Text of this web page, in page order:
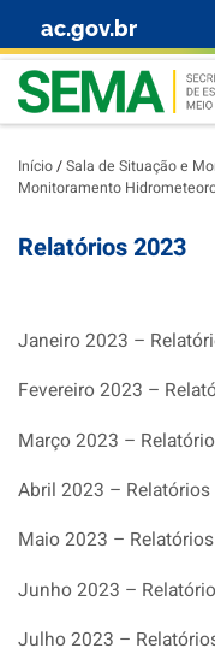
Skip to content
ac.gov.br
Início/Sala de Situação e
Monitoramento
Relatórios 2023
Janeiro 2023 –
Fevereiro 2023 –
Março 2023 –
Abril 2023 –
Maio 2023 –
Junho 2023 –
Julho 2023 –